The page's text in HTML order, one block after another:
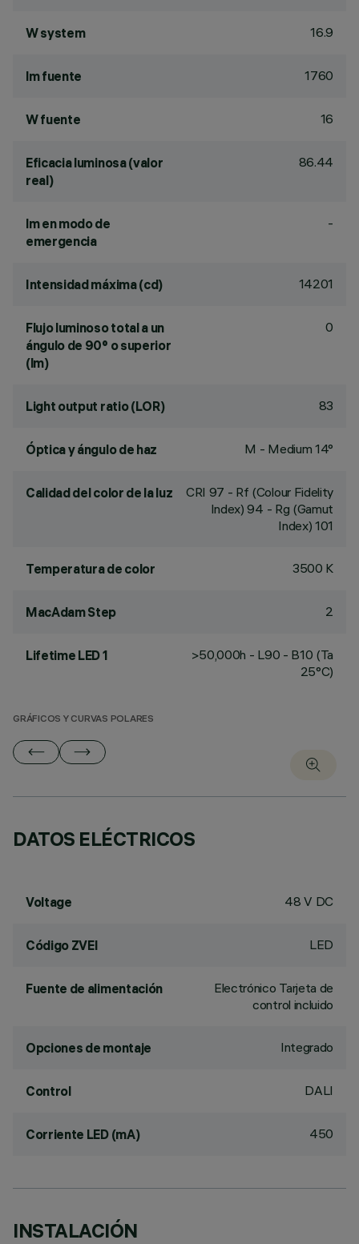
W system 16.9
lm fuente 1760
W fuente 16
Eficacia luminosa (valor
real)
86.44
lm en modo de
emergencia
-
Intensidad máxima (cd) 14201
Flujo luminoso total a un
ángulo de 90° o superior
(lm)
0
Light output ratio (LOR) 83
Óptica y ángulo de haz M - Medium 14°
Calidad del color de la luz CRI 97 - Rf (Colour Fidelity
Index) 94 - Rg (Gamut
Index) 101
Temperatura de color 3500 K
MacAdam Step 2
Lifetime LED 1
>50,000h - L90 - B10 (Ta
25°C)
GRÁFICOS Y CURVAS POLARES
DATOS ELÉCTRICOS
Voltage 48 V DC
Código ZVEI LED
Fuente de alimentación
Electrónico Tarjeta de
control incluido
Opciones de montaje Integrado
Control DALI
Corriente LED (mA) 450
INSTALACIÓN